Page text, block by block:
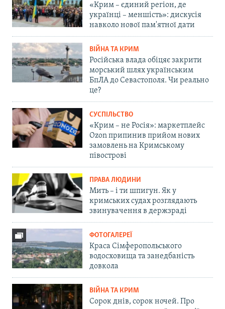
«Крим – єдиний регіон, де
українці – меншість»: дискусія
навколо нової пам'ятної дати
ВІЙНА ТА КРИМ
Російська влада обіцяє закрити
морський шлях українським
БпЛА до Севастополя. Чи реально
це?
СУСПІЛЬСТВО
«Крим – не Росія»: маркетплейс
Ozon припинив прийом нових
замовлень на Кримському
півострові
ПРАВА ЛЮДИНИ
Мить – і ти шпигун. Як у
кримських судах розглядають
звинувачення в держзраді
ФОТОГАЛЕРЕЇ
Краса Сімферопольського
водосховища та занедбаність
довкола
ВІЙНА ТА КРИМ
Сорок днів, сорок ночей. Про